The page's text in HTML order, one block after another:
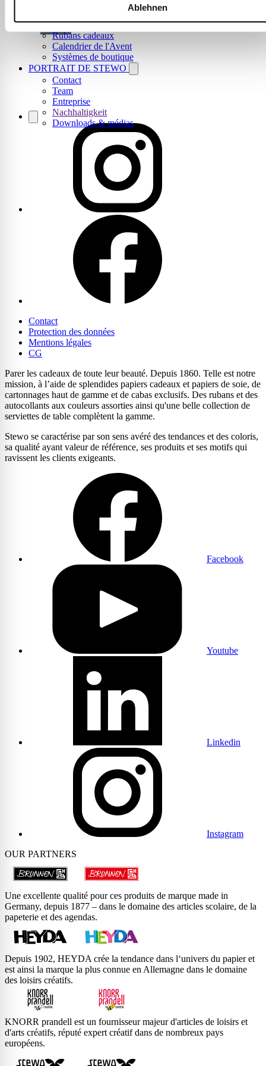
Ablehnen
Serviettes de table
Rubans cadeaux
Calendrier de l'Avent
Systèmes de boutique
PORTRAIT DE STEWO
Contact
Team
Entreprise
Nachhaltigkeit
Downloads & médias
1 2 3 … 15 →
Contact
Protection des données
Mentions légales
CG
Parer les cadeaux de toute leur beauté. Depuis 1860. Telle est notre
mission, à l’aide de splendides papiers cadeaux et papiers de soie, de
cartonnages haut de gamme et de cabas exclusifs. Des rubans et des
autocollants aux couleurs assorties ainsi qu'une belle collection de
serviettes de table complètent la gamme.
Stewo se caractérise par son sens avéré des tendances et des coloris,
sa qualité ayant valeur de référence, ses produits et ses motifs qui
ravissent les clients exigeants.
Facebook
Youtube
Linkedin
Instagram
OUR PARTNERS
Une excellente qualité pour ces produits de marque made in
Germany, depuis 1877 – dans le domaine des articles scolaire, de la
papeterie et des agendas.
Depuis 1902, HEYDA crée la tendance dans l‘univers du papier et
est ainsi la marque la plus connue en Allemagne dans le domaine
des loisirs créatifs.
KNORR prandell est un fournisseur majeur d'articles de loisirs et
d'arts créatifs, réputé expert créatif dans de nombreux pays
européens.